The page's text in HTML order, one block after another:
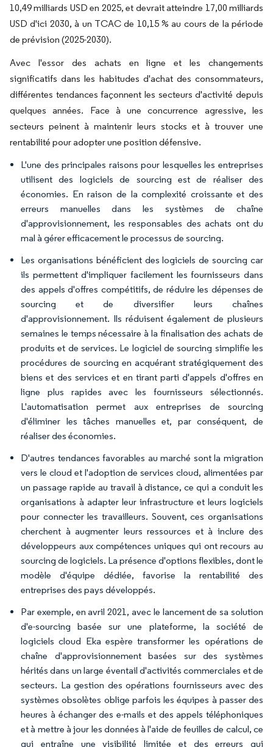
10,49 milliards USD en 2025, et devrait atteindre 17,00 milliards
USD d'ici 2030, à un TCAC de 10,15 % au cours de la période
de prévision (2025-2030).
Avec l'essor des achats en ligne et les changements
significatifs dans les habitudes d'achat des consommateurs,
différentes tendances façonnent les secteurs d'activité depuis
quelques années. Face à une concurrence agressive, les
secteurs peinent à maintenir leurs stocks et à trouver une
rentabilité pour adopter une position défensive.
L'une des principales raisons pour lesquelles les entreprises
utilisent des logiciels de sourcing est de réaliser des
économies. En raison de la complexité croissante et des
erreurs manuelles dans les systèmes de chaîne
d'approvisionnement, les responsables des achats ont du
mal à gérer efficacement le processus de sourcing.
Les organisations bénéficient des logiciels de sourcing car
ils permettent d'impliquer facilement les fournisseurs dans
des appels d'offres compétitifs, de réduire les dépenses de
sourcing et de diversifier leurs chaînes
d'approvisionnement. Ils réduisent également de plusieurs
semaines le temps nécessaire à la finalisation des achats de
produits et de services. Le logiciel de sourcing simplifie les
procédures de sourcing en acquérant stratégiquement des
biens et des services et en tirant parti d'appels d'offres en
ligne plus rapides avec les fournisseurs sélectionnés.
L'automatisation permet aux entreprises de sourcing
d'éliminer les tâches manuelles et, par conséquent, de
réaliser des économies.
D'autres tendances favorables au marché sont la migration
vers le cloud et l'adoption de services cloud, alimentées par
un passage rapide au travail à distance, ce qui a conduit les
organisations à adapter leur infrastructure et leurs logiciels
pour connecter les travailleurs. Souvent, ces organisations
cherchent à augmenter leurs ressources et à inclure des
développeurs aux compétences uniques qui ont recours au
sourcing de logiciels. La présence d'options flexibles, dont le
modèle d'équipe dédiée, favorise la rentabilité des
entreprises des pays développés.
Par exemple, en avril 2021, avec le lancement de sa solution
d'e-sourcing basée sur une plateforme, la société de
logiciels cloud Eka espère transformer les opérations de
chaîne d'approvisionnement basées sur des systèmes
hérités dans un large éventail d'activités commerciales et de
secteurs. La gestion des opérations fournisseurs avec des
systèmes obsolètes oblige parfois les équipes à passer des
heures à échanger des e-mails et des appels téléphoniques
et à mettre à jour les données à l'aide de feuilles de calcul, ce
qui entraîne une visibilité limitée et des erreurs qui